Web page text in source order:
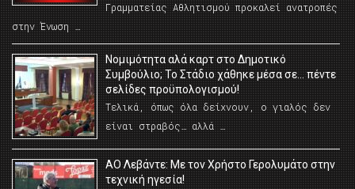
Γραμματείας Αθλητισμού προκαλεί ανατροπές
στην Ένωση …
Νομιμότητα αλά καρτ στο Δημοτικό
Συμβούλιο; Το Στάδιο χάθηκε μέσα σε… πέντε
σελίδες προϋπολογισμού!
Τελικά, όπως όλα δείχνουν, ο γιαλός δεν
είναι στραβός… αλλά …
ΑΟ Λεβάντε: Με τον Χρήστο Γερολυμάτο στην
τεχνική ηγεσία!